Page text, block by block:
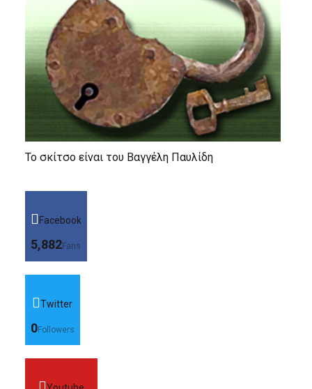
Το σκίτσο είναι του Βαγγέλη Παυλίδη
Facebook
5,882Fans
Twitter
0Followers